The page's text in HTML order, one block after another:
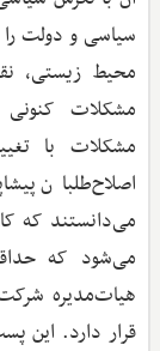
سیاسی و دولت را
محیط‌ زیستی،
مشکلات کنونی
مشکلات با
اصلاح‌طلبان
می‌دانستند که
هیات‌مدیره
قرار دارد. این